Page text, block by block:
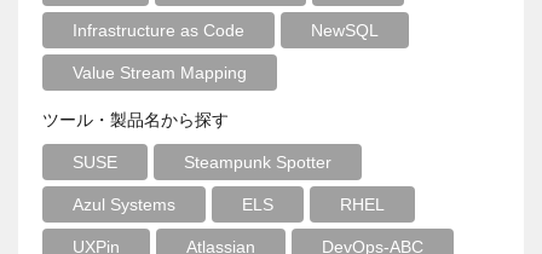
Infrastructure as Code NewSQL
Value Stream Mapping
ツール・製品名から探す
SUSE Steampunk Spotter
Azul Systems ELS RHEL
UXPin Atlassian DevOps-ABC